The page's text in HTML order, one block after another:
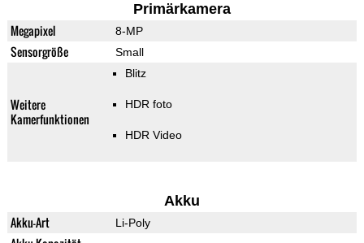
Primärkamera
Megapixel 8-MP
Sensorgröße Small
Weitere
Kamerfunktionen
Blitz
HDR foto
HDR Video
Akku
Akku-Art Li-Poly